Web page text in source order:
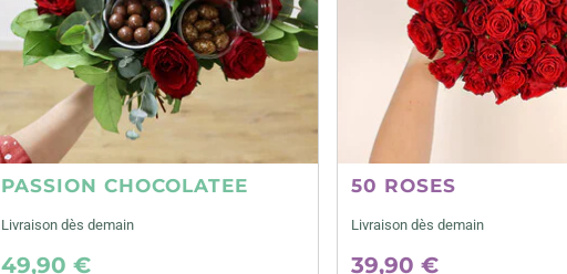
PASSION CHOCOLATEE
Livraison dès demain
49,90 €
50 ROSES
Livraison dès demain
39,90 €